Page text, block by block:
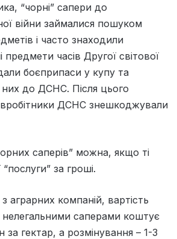
“чорні” сапери до
війни займалися пошуком
і часто знаходили
предмети часів Другої світової
боєприпаси у купу та
до ДСНС. Після цього
ДСНС знешкоджували
саперів” можна, якщо ті
за гроші.
аграрних компаній, вартість
саперами коштує
за гектар, а розмінування – 1-3